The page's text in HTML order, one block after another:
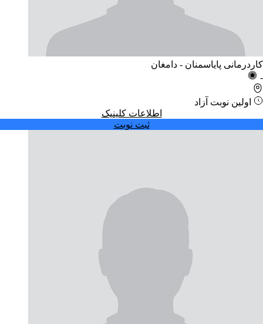
کاردرمانی پایاسمنان - دامغان
-
اولین نوبت آزاد
اطلاعات کلینیک
ثبت نوبت